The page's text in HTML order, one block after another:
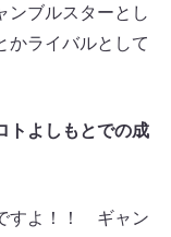
ンブルスターとし
かライバルとして
よしもとでの成
すよ！！ ギャン